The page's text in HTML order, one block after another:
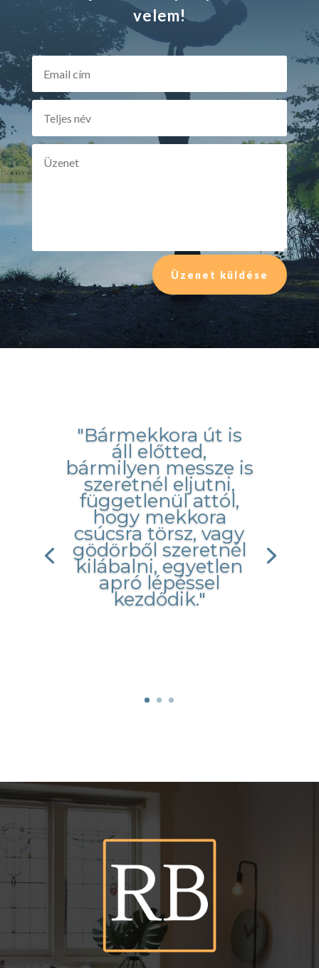
velem!
Üzenet küldése
"Bármekkora út is
áll előtted,
bármilyen messze is
szeretnél eljutni,
függetlenül attól,
hogy mekkora
csúcsra törsz, vagy
gödörből szeretnél
kilábalni, egyetlen
apró lépéssel
kezdődik."